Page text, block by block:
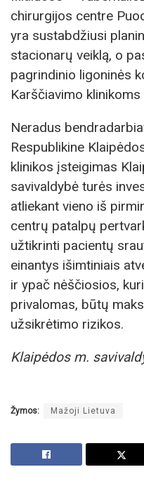
chirurgijos centre
yra sustabdžiusi
stacionarų veiklą, o
pagrindinio ligoninės
Karščiavimo
Neradus
Respublikine
klinikos įsteigimas
savivaldybė turės
atliekant vieno iš
centrų patalpų
užtikrinti pacientų
einantys išimtiniais
ir ypač nėščiosios,
privalomas, būtų
užsikrėtimo rizikos.
Klaipėdos m.
Žymos: Mažoji Lietuva